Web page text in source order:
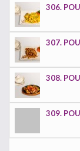
306.
307.
309.